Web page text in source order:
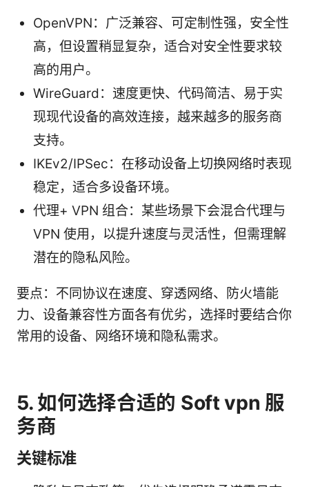
OpenVPN：广泛兼容、可定制性强，安全性
高，但设置稍显复杂，适合对安全性要求较
高的用户。
WireGuard：速度更快、代码简洁、易于实
现现代设备的高效连接，越来越多的服务商
支持。
IKEv2/IPSec：在移动设备上切换网络时表现
稳定，适合多设备环境。
代理+ VPN 组合：某些场景下会混合代理与
VPN 使用，以提升速度与灵活性，但需理解
潜在的隐私风险。
要点：不同协议在速度、穿透网络、防火墙能
力、设备兼容性方面各有优劣，选择时要结合你
常用的设备、网络环境和隐私需求。
5. 如何选择合适的 Soft vpn 服
务商
关键标准